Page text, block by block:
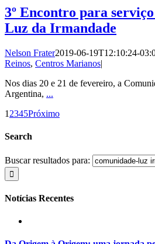
3º Encontro para
Luz da Irmandade
Nelson Frater2019-06-19T12:10:24-
Reinos, Centros Marianos|
Nos dias 20 e 21 de fevereiro, a
Argentina, ...
1 2345Próximo
Search
Buscar resultados para:
Notícias Recentes